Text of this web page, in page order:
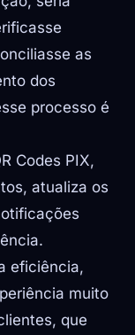
as
dos
processo é
Codes PIX,
atualiza os
eficiência,
muito
que